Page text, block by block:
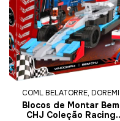
COML BELATORRE, DOREMI
Blocos de Montar Bem
CHJ Coleção Racing